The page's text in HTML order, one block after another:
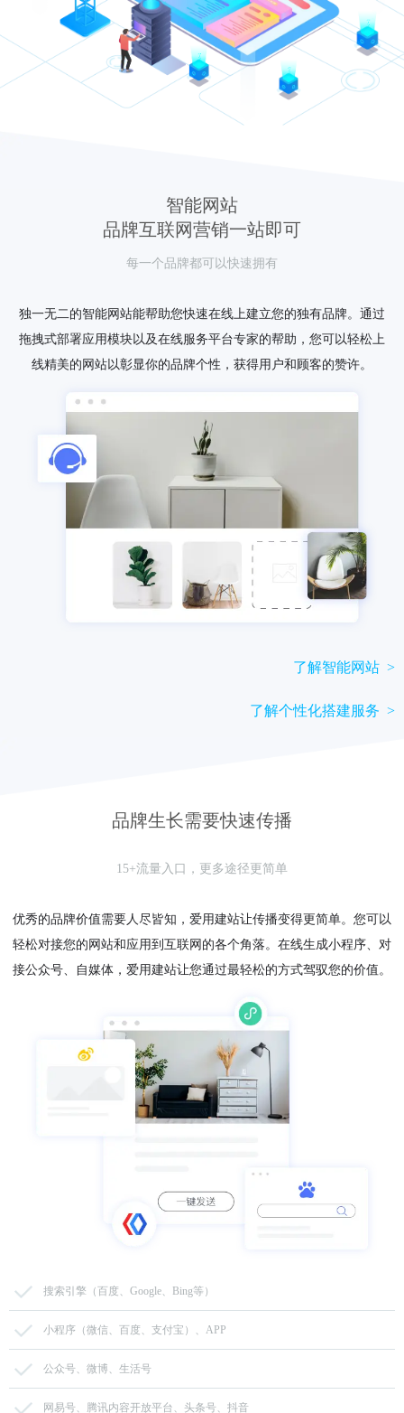
智能网站
品牌互联网营销一站即可
每一个品牌都可以快速拥有
独一无二的智能网站能帮助您快速在线上建立您的独有品牌。通过
拖拽式部署应用模块以及在线服务平台专家的帮助，您可以轻松上
线精美的网站以彰显你的品牌个性，获得用户和顾客的赞许。
了解智能网站 >
了解个性化搭建服务 >
品牌生长需要快速传播
15+流量入口，更多途径更简单
优秀的品牌价值需要人尽皆知，爱用建站让传播变得更简单。您可以
轻松对接您的网站和应用到互联网的各个角落。在线生成小程序、对
接公众号、自媒体，爱用建站让您通过最轻松的方式驾驭您的价值。
搜索引擎（百度、Google、Bing等）
小程序（微信、百度、支付宝）、APP
公众号、微博、生活号
网易号、腾讯内容开放平台、头条号、抖音